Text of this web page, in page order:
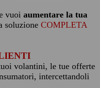
vuoi aumentare la tua
soluzione COMPLETA
volantini, le tue offerte
intercettandoli